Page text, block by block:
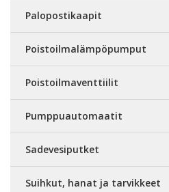
Palopostikaapit
Poistoilmalämpöpumput
Poistoilmaventtiilit
Pumppuautomaatit
Sadevesiputket
Suihkut, hanat ja tarvikkeet